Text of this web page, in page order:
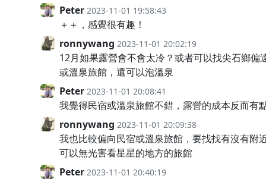
Peter 2023-11-01 19:58:43
＋＋，感覺很有趣！
ronnywang 2023-11-01 20:02:19
12月如果露營會不會太冷？或者可以找尖石鄉偏
或溫泉旅館，還可以泡溫泉
Peter 2023-11-01 20:08:41
我覺得民宿或溫泉旅館不錯，露營的成本反而有
ronnywang 2023-11-01 20:09:38
我也比較偏向民宿或溫泉旅館，要找找有沒有附
可以無光害看星星的地方的旅館
Peter 2023-11-01 20:40:19